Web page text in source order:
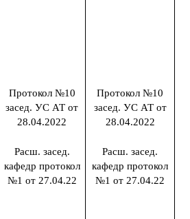
Протокол №10
засед. УС АТ от
28.04.2022
Расш. засед.
кафедр протокол
№1 от 27.04.22
Протокол №10
засед. УС АТ от
28.04.2022
Расш. засед.
кафедр протокол
№1 от 27.04.22